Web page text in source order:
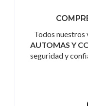
Todos nuestros
AUTOMAS Y
seguridad y